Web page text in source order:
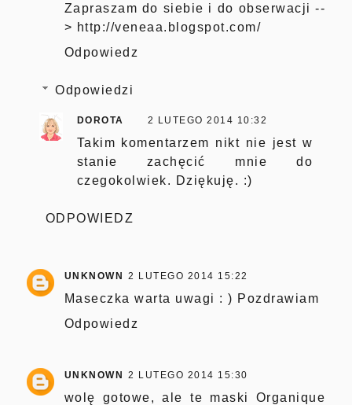
Zapraszam do siebie i do obserwacji --
> http://veneaa.blogspot.com/
Odpowiedz
Odpowiedzi
DOROTA 2 LUTEGO 2014 10:32
Takim komentarzem nikt nie jest w
stanie zachęcić mnie do
czegokolwiek. Dziękuję. :)
ODPOWIEDZ
UNKNOWN 2 LUTEGO 2014 15:22
Maseczka warta uwagi : ) Pozdrawiam
Odpowiedz
UNKNOWN 2 LUTEGO 2014 15:30
wolę gotowe, ale te maski Organique